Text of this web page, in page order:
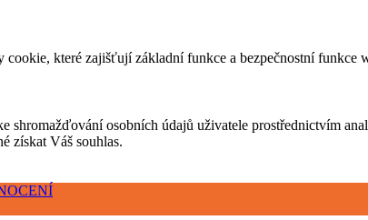
které zajišťují základní funkce a bezpečnostní funkce
osobních údajů uživatele prostřednictvím
získat Váš souhlas.